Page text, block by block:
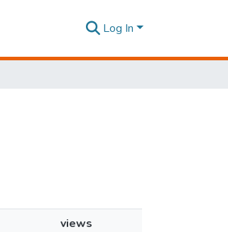
Log In
views